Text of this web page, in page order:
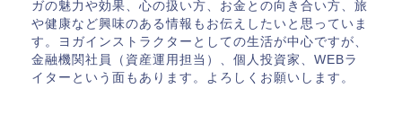
ガの魅力や効果、心の扱い方、お金との向き合い方、旅
や健康など興味のある情報もお伝えしたいと思っていま
す。ヨガインストラクターとしての生活が中心ですが、
金融機関社員（資産運用担当）、個人投資家、WEBラ
イターという面もあります。よろしくお願いします。